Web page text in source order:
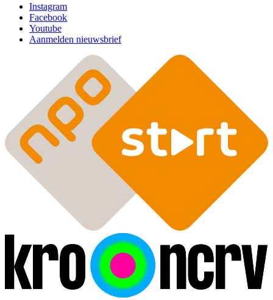
Instagram
Facebook
Youtube
Aanmelden nieuwsbrief